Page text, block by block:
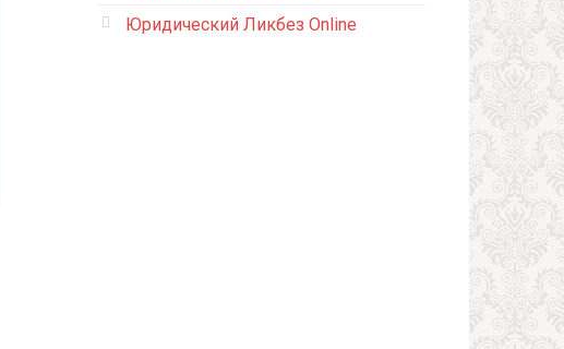
Юридический Ликбез Online